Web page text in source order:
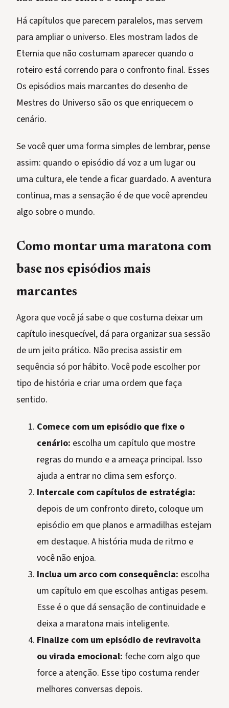
Há capítulos que parecem paralelos, mas servem
para ampliar o universo. Eles mostram lados de
Eternia que não costumam aparecer quando o
roteiro está correndo para o confronto final. Esses
Os episódios mais marcantes do desenho de
Mestres do Universo são os que enriquecem o
cenário.
Se você quer uma forma simples de lembrar, pense
assim: quando o episódio dá voz a um lugar ou
uma cultura, ele tende a ficar guardado. A aventura
continua, mas a sensação é de que você aprendeu
algo sobre o mundo.
Como montar uma maratona com
base nos episódios mais
marcantes
Agora que você já sabe o que costuma deixar um
capítulo inesquecível, dá para organizar sua sessão
de um jeito prático. Não precisa assistir em
sequência só por hábito. Você pode escolher por
tipo de história e criar uma ordem que faça
sentido.
Comece com um episódio que fixe o
cenário: escolha um capítulo que mostre
regras do mundo e a ameaça principal. Isso
ajuda a entrar no clima sem esforço.
Intercale com capítulos de estratégia:
depois de um confronto direto, coloque um
episódio em que planos e armadilhas estejam
em destaque. A história muda de ritmo e
você não enjoa.
Inclua um arco com consequência: escolha
um capítulo em que escolhas antigas pesem.
Esse é o que dá sensação de continuidade e
deixa a maratona mais inteligente.
Finalize com um episódio de reviravolta
ou virada emocional: feche com algo que
force a atenção. Esse tipo costuma render
melhores conversas depois.